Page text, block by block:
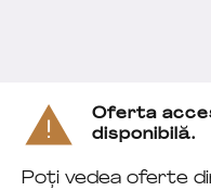
Oferta
disponibilă.
Poți vedea oferte